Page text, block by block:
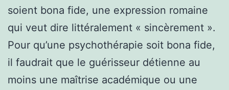
soient bona fide, une expression romaine
qui veut dire littéralement « sincèrement ».
Pour qu’une psychothérapie soit bona fide,
il faudrait que le guérisseur détienne au
moins une maîtrise académique ou une